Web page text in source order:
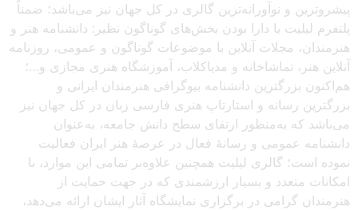
پیشروترین و نوآورانه‌ترین گالری در کل جهان نیز می‌باشد؛ ضمناً
پلتفرم لیلیت با دارا بودن بخش‌های گوناگون نظیر: دانشنامه هنر و
هنرمندان، مجلات آنلاین با موضوعات گوناگون و عمومی، روزنامه
آنلاین هنر، تماشاخانه و مدیاکلاب، آموزشگاه هنری مجازی و…؛
هم‌اکنون بزرگترین دانشنامه بیوگرافی هنرمندان ایرانی و
بزرگترین رسانه و استارتاپ هنری فارسی زبان در کل جهان نیز
می‌باشد که به‌منظور ارتقای سطح دانش جامعه، به‌عنوان
دانشنامه عمومی و رسانهٔ فعال در عرصهٔ هنر ایران فعالیت
نموده است؛ گالری لیلیت همچنین علاوه‌بر تمامی این موارد، با
امکانات متعدد و بسیار ارزشمندی که در جهت حمایت از
هنرمندان گرامی در برگزاری نمایشگاه آثار ایشان ارائه می‌دهد،